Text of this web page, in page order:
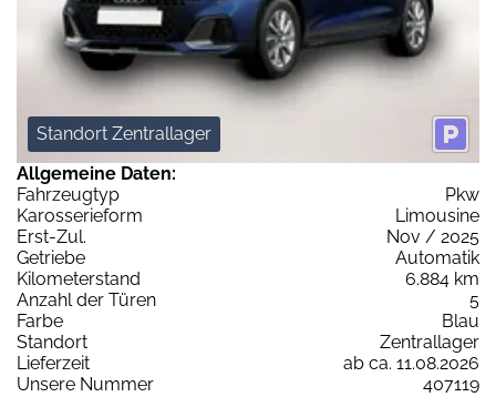
Standort Zentrallager
Allgemeine Daten:
Fahrzeugtyp
Pkw
Karosserieform
Limousine
Erst-Zul.
Nov / 2025
Getriebe
Automatik
Kilometerstand
6.884 km
Anzahl der Türen
5
Farbe
Blau
Standort
Zentrallager
Lieferzeit
ab ca. 11.08.2026
Unsere Nummer
407119